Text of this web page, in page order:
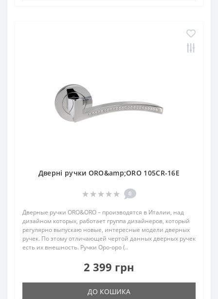
Дверні ручки ORO&amp;ORO 105CR-16E
0
Дверные ручки ORO&ORO – производятся в Италии, над
дизайном которых, работает группа дизайнеров, который
регулярно выпускаю новые, интересные модели дверных
ручек. По этому отличающей чертой данных дверных ручек
есть их внешность. Ручки Оро-оро (..
2 399 грн
ДО КОШИКА